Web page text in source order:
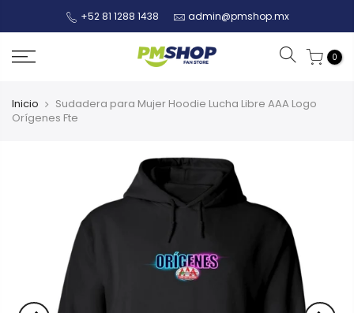
+52 81 1288 1438 admin@pmshop.mx
0
Inicio
Sudadera para Mujer Hoodie Lucha Libre AAA Logo
Orígenes Fte